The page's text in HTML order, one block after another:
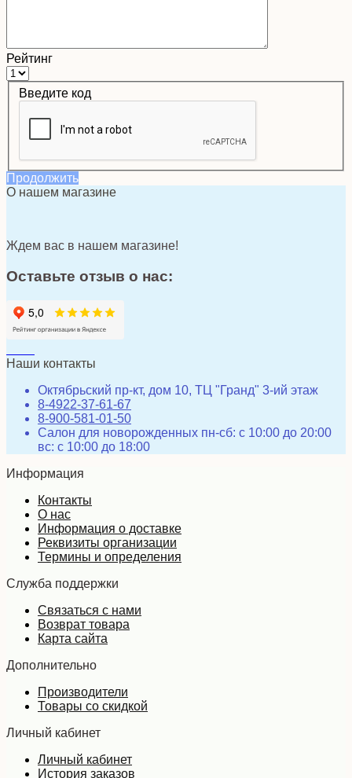
Рейтинг
Введите код
Продолжить
О нашем магазине
Ждем вас в нашем магазине!
Оставьте отзыв о нас:
Наши контакты
Октябрьский пр-кт, дом 10, ТЦ "Гранд" 3-ий этаж
8-4922-37-61-67
8-900-581-01-50
Салон для новорожденных пн-сб: с 10:00 до 20:00
вс: с 10:00 до 18:00
Информация
Контакты
О нас
Информация о доставке
Реквизиты организации
Термины и определения
Служба поддержки
Связаться с нами
Возврат товара
Карта сайта
Дополнительно
Производители
Товары со скидкой
Личный кабинет
Личный кабинет
История заказов